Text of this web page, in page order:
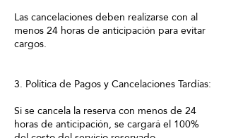
Las cancelaciones deben realizarse con al
menos 24 horas de anticipación para evitar
cargos.
3. Política de Pagos y Cancelaciones Tardías:
Si se cancela la reserva con menos de 24
horas de anticipación, se cargará el 100%